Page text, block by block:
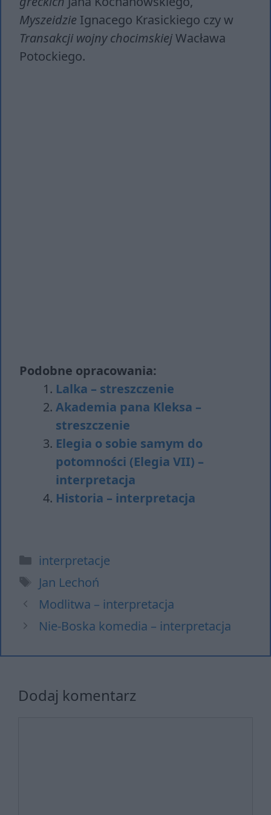
Myszeidzie Ignacego Krasickiego czy w
Transakcji wojny chocimskiejWacława
Potockiego.
Podobne opracowania:
Lalka – streszczenie
Akademia pana Kleksa –
streszczenie
Elegia o sobie samym do
potomności (Elegia VII) –
interpretacja
Historia – interpretacja
Kategorie
interpretacje
Tagi
Jan Lechoń
Modlitwa – interpretacja
Nie-Boska komedia – interpretacja
Dodaj komentarz